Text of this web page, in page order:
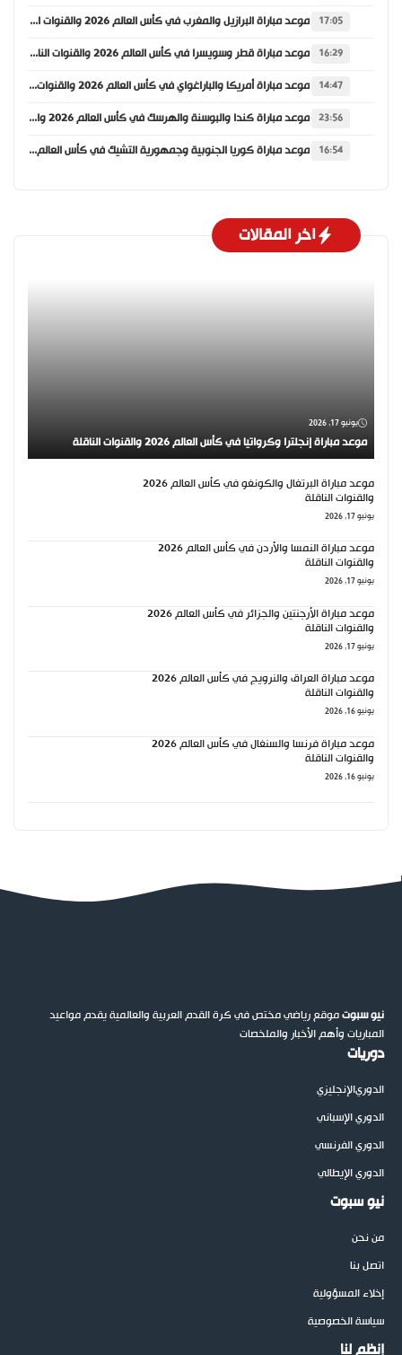
17:05 موعد مباراة البرازيل والمغرب في كأس العالم 2026 والقنوات الناقلة
16:29 موعد مباراة قطر وسويسرا في كأس العالم 2026 والقنوات الناقلة
14:47 موعد مباراة أمريكا والباراغواي في كأس العالم 2026 والقنوات الناقلة
23:56 موعد مباراة كندا والبوسنة والهرسك في كأس العالم 2026 والقنوات الناقلة
16:54 موعد مباراة كوريا الجنوبية وجمهورية التشيك في كأس العالم 2026 والقنوات الناقلة
اخر المقالات
يونيو 17, 2026
موعد مباراة إنجلترا وكرواتيا في كأس العالم 2026 والقنوات الناقلة
موعد مباراة البرتغال والكونغو في كأس العالم 2026
والقنوات الناقلة
يونيو 17, 2026
موعد مباراة النمسا والأردن في كأس العالم 2026
والقنوات الناقلة
يونيو 17, 2026
موعد مباراة الأرجنتين والجزائر في كأس العالم 2026
والقنوات الناقلة
يونيو 17, 2026
موعد مباراة العراق والنرويج في كأس العالم 2026
والقنوات الناقلة
يونيو 16, 2026
موعد مباراة فرنسا والسنغال في كأس العالم 2026
والقنوات الناقلة
يونيو 16, 2026
نيو سبوتموقع رياضي مختص في كرة القدم العربية والعالمية يقدم مواعيد
المباريات وأهم الأخبار والملخصات
دوريات
الدوريالإنجليزي
الدوري الإسباني
الدوري الفرنسي
الدوري الإيطالي
نيو سبوت
من نحن
اتصل بنا
إخلاء المسؤولية
سياسة الخصوصية